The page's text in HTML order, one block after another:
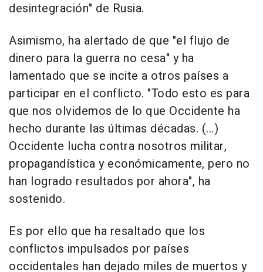
desintegración" de Rusia.
Asimismo, ha alertado de que "el flujo de
dinero para la guerra no cesa" y ha
lamentado que se incite a otros países a
participar en el conflicto. "Todo esto es para
que nos olvidemos de lo que Occidente ha
hecho durante las últimas décadas. (...)
Occidente lucha contra nosotros militar,
propagandística y económicamente, pero no
han logrado resultados por ahora", ha
sostenido.
Es por ello que ha resaltado que los
conflictos impulsados por países
occidentales han dejado miles de muertos y